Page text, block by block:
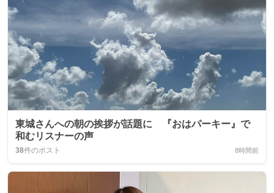
東城さんへの朝の挨拶が話題に 『おはパーキー』で
和むリスナーの声
38件のポスト 8時間前